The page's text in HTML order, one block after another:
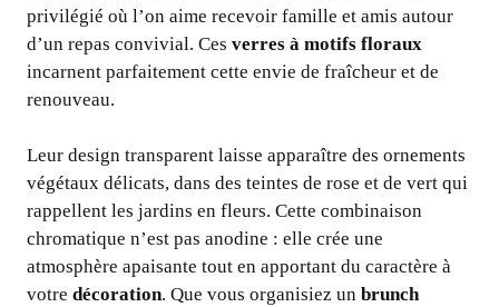
privilégié où l’on aime recevoir famille et amis autour
d’un repas convivial. Ces verres à motifs floraux
incarnent parfaitement cette envie de fraîcheur et de
renouveau.
Leur design transparent laisse apparaître des ornements
végétaux délicats, dans des teintes de rose et de vert qui
rappellent les jardins en fleurs. Cette combinaison
chromatique n’est pas anodine : elle crée une
atmosphère apaisante tout en apportant du caractère à
votre décoration. Que vous organisiez un brunch